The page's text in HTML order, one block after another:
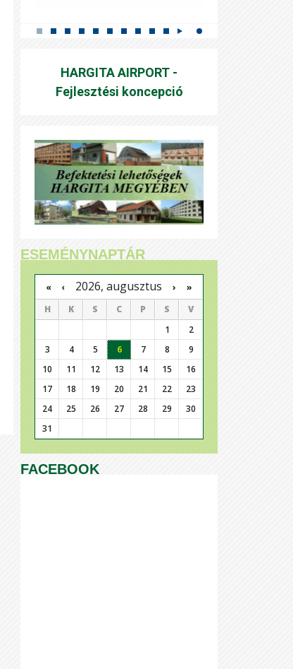
HARGITA AIRPORT -
Fejlesztési koncepció
ESEMÉNYNAPTÁR
« ‹ 2026, augusztus › »
H K S C P S
V
1
2
3
4 5 6 7 8
9
10
11 12 13 14 15
16
17
18 19 20 21 22
23
24
25 26 27 28 29
30
31
FACEBOOK